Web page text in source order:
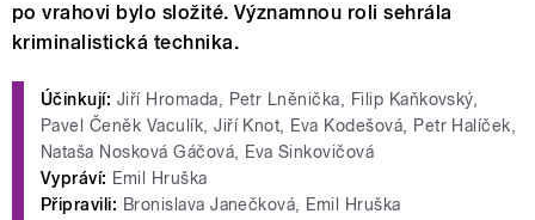
po vrahovi bylo složité. Významnou roli sehrála
kriminalistická technika.
Účinkují: Jiří Hromada, Petr Lněnička, Filip Kaňkovský,
Pavel Čeněk Vaculík, Jiří Knot, Eva Kodešová, Petr Halíček,
Nataša Nosková Gáčová, Eva Sinkovičová
Vypráví: Emil Hruška
Připravili: Bronislava Janečková, Emil Hruška